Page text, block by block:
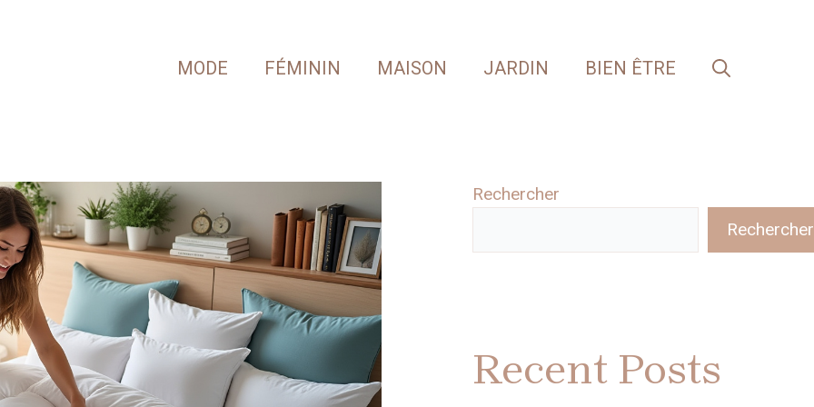
MODE FÉMININ MAISON JARDIN BIEN ÊTRE
Rechercher
Rechercher
Recent Posts